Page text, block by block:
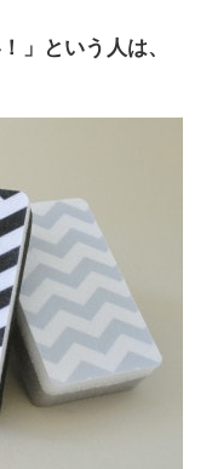
」という人は、